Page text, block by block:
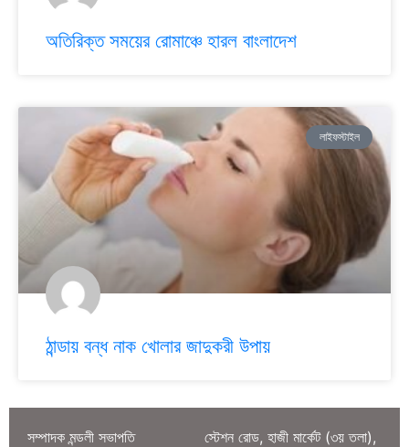
অতিরিক্ত সময়ের রোমাঞ্চে হারল বাংলাদেশ
লাইফস্টাইল
ঠান্ডায় বন্ধ নাক খোলার জাদুকরী উপায়
সম্পাদক মন্ডলী সভাপতি
স্টেশন রোড, হাজী মার্কেট (৩য় তলা),